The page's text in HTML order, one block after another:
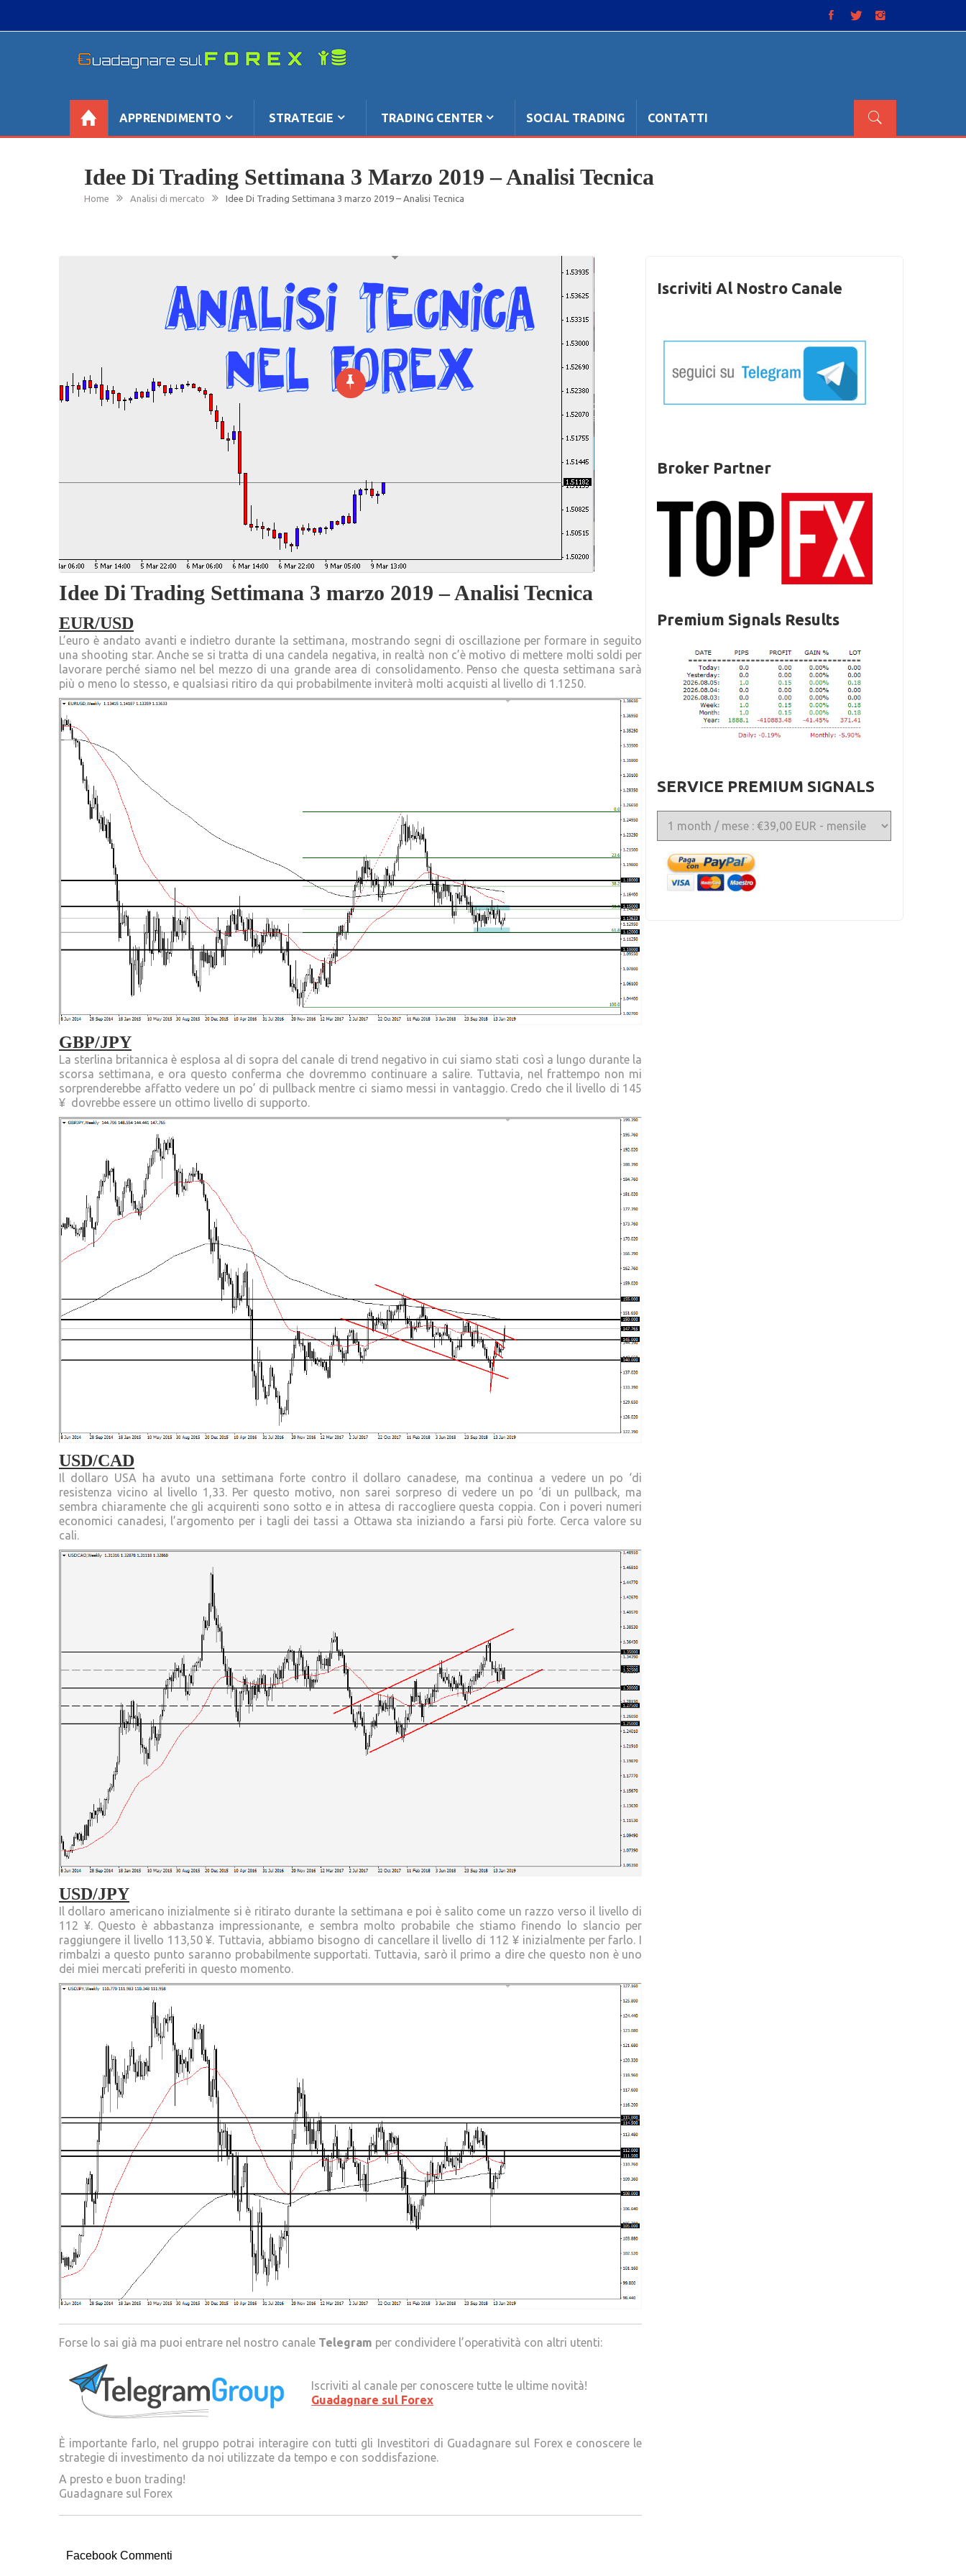
content
se non è sempre buono, ha sempre ragione”.
APPRENDIMENTO
STRATEGIE TRADING CENTER SOCIAL TRADING CONTATTI
Idee Di Trading Settimana 3 Marzo 2019 – Analisi Tecnica
Home Analisi di mercato Idee Di Trading Settimana 3 marzo 2019 – Analisi Tecnica
Idee Di Trading Settimana 3 marzo 2019 – Analisi Tecnica
EUR/USD
L’euro è andato avanti e indietro durante la settimana, mostrando segni di oscillazione per formare in seguito
una shooting star. Anche se si tratta di una candela negativa, in realtà non c’è motivo di mettere molti soldi per
lavorare perché siamo nel bel mezzo di una grande area di consolidamento. Penso che questa settimana sarà
più o meno lo stesso, e qualsiasi ritiro da qui probabilmente inviterà molti acquisti al livello di 1.1250.
GBP/JPY
La sterlina britannica è esplosa al di sopra del canale di trend negativo in cui siamo stati così a lungo durante la
scorsa settimana, e ora questo conferma che dovremmo continuare a salire. Tuttavia, nel frattempo non mi
sorprenderebbe affatto vedere un po’ di pullback mentre ci siamo messi in vantaggio. Credo che il livello di 145
¥ dovrebbe essere un ottimo livello di supporto.
USD/CAD
Il dollaro USA ha avuto una settimana forte contro il dollaro canadese, ma continua a vedere un po ‘di
resistenza vicino al livello 1,33. Per questo motivo, non sarei sorpreso di vedere un po ‘di un pullback, ma
sembra chiaramente che gli acquirenti sono sotto e in attesa di raccogliere questa coppia. Con i poveri numeri
economici canadesi, l’argomento per i tagli dei tassi a Ottawa sta iniziando a farsi più forte. Cerca valore su
cali.
USD/JPY
Il dollaro americano inizialmente si è ritirato durante la settimana e poi è salito come un razzo verso il livello di
112 ¥. Questo è abbastanza impressionante, e sembra molto probabile che stiamo finendo lo slancio per
raggiungere il livello 113,50 ¥. Tuttavia, abbiamo bisogno di cancellare il livello di 112 ¥ inizialmente per farlo. I
rimbalzi a questo punto saranno probabilmente supportati. Tuttavia, sarò il primo a dire che questo non è uno
dei miei mercati preferiti in questo momento.
Forse lo sai già ma puoi entrare nel nostro canale Telegram per condividere l’operatività con altri utenti:
Iscriviti al canale per conoscere tutte le ultime novità!
Guadagnare sul Forex
È importante farlo, nel gruppo potrai interagire con tutti gli Investitori di Guadagnare sul Forex e conoscere le
strategie di investimento da noi utilizzate da tempo e con soddisfazione.
A presto e buon trading!
Guadagnare sul Forex
Facebook Commenti
Iscriviti Al Nostro Canale
Broker Partner
Premium Signals Results
SERVICE PREMIUM SIGNALS